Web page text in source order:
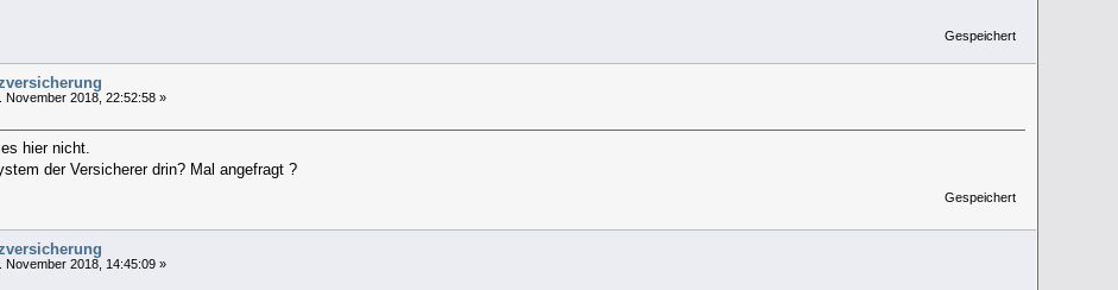
Gespeichert
November 2018, 22:52:58 »
hier nicht.
der Versicherer drin? Mal angefragt ?
Gespeichert
November 2018, 14:45:09 »